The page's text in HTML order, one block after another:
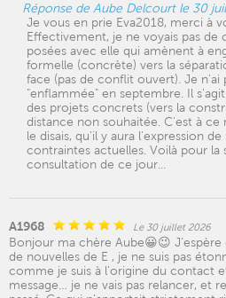
Réponse de Aube Delcourt le 30
Je vous en prie Eva2018, merci à
Effectivement, je ne voyais pas de
posées avec elle qui amènent à
formelle (concrète) vers la
face (pas de conflit ouvert). Je n'ai
"enflammée" en septembre. Il
des projets concrets (vers la
distance non souhaitée. C'est à
le disais, qu'il y aura l'expression
contraintes actuelles. Voilà pour la
consultation de ce jour...
A1968 Le 30 juillet 2026
Bonjour ma chère Aube😀😉
de nouvelles de E , je ne suis pas
comme je suis à l’origine du contact
message… je ne vais pas relancer, et